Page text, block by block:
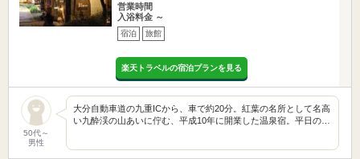
営業時間
入浴料金 ～
宿泊 旅館
楽天トラベルの宿泊プランを見る
50代～
男性
大分自動車道の九重ICから、車で約20分。紅葉の名所として名高
い九酔渓の山あいに佇む、平成10年に開業した温泉宿。平日の…